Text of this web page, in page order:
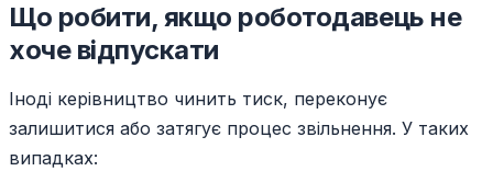
Що робити, якщо роботодавець не
хоче відпускати
Іноді керівництво чинить тиск, переконує
залишитися або затягує процес звільнення. У таких
випадках: